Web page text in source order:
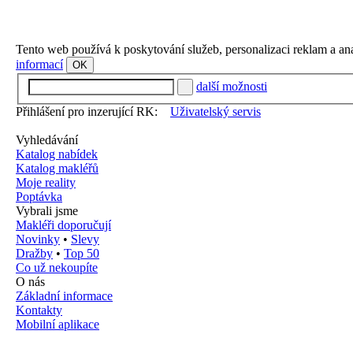
Tento web používá k poskytování služeb, personalizaci reklam a
informací
OK
další možnosti
Přihlášení pro inzerující RK:
Uživatelský servis
Vyhledávání
Katalog nabídek
Katalog makléřů
Moje reality
Poptávka
Vybrali jsme
Makléři doporučují
Novinky • Slevy
Dražby • Top 50
Co už nekoupíte
O nás
Základní informace
Kontakty
Mobilní aplikace